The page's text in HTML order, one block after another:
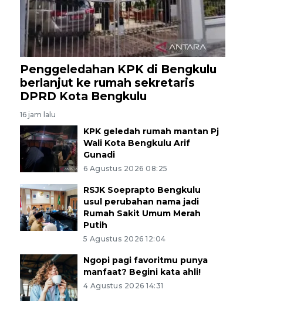
Penggeledahan KPK di Bengkulu
berlanjut ke rumah sekretaris
DPRD Kota Bengkulu
16 jam lalu
KPK geledah rumah mantan Pj
Wali Kota Bengkulu Arif
Gunadi
6 Agustus 2026 08:25
RSJK Soeprapto Bengkulu
usul perubahan nama jadi
Rumah Sakit Umum Merah
Putih
5 Agustus 2026 12:04
Ngopi pagi favoritmu punya
manfaat? Begini kata ahli!
4 Agustus 2026 14:31